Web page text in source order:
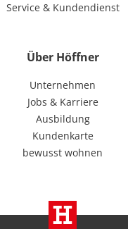
Service & Kundendienst
Über Höffner
Unternehmen
Jobs & Karriere
Ausbildung
Kundenkarte
bewusst wohnen